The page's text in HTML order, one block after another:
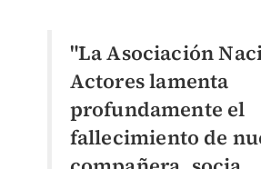
"La Asociación
Actores lamenta
profundamente el
fallecimiento de